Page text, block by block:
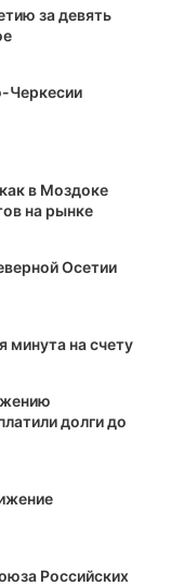
за девять
Черкесии
в Моздоке
на рынке
Осетии
минута на счету
долги до
Российских